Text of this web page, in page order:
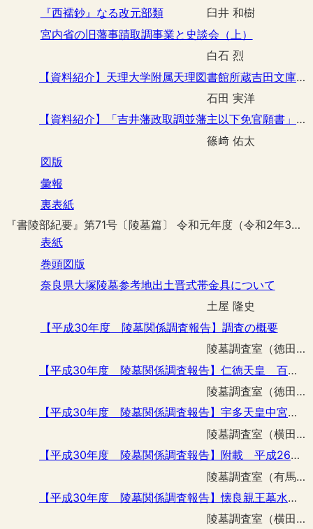
『西襦鈔』なる改元部類
臼井 和樹
宮内省の旧藩事蹟取調事業と史談会（上）
白石 烈
【資料紹介】天理大学附属天理図書館所蔵吉田文庫本『御禊行幸記』
石田 実洋
【資料紹介】「吉井藩政取調並藩主以下免官願書」の翻刻と解題
篠﨑 佑太
図版
彙報
裏表紙
『書陵部紀要』第71号〔陵墓篇〕 令和元年度（令和2年3月刊行）
表紙
巻頭図版
奈良県大塚陵墓参考地出土晋式帯金具について
土屋 隆史
【平成30年度 陵墓関係調査報告】調査の概要
陵墓調査室（徳田 誠志）
【平成30年度 陵墓関係調査報告】仁徳天皇 百舌鳥耳原中陵第１堤における遺構・遺物確認のための事前調査
陵墓調査室（徳田 誠志 加藤 一郎 土屋 隆史） 海邉 博史
【平成30年度 陵墓関係調査報告】宇多天皇中宮温子ほか 宇治陵第23号地雨水排水整備工事に伴う立会調査
陵墓調査室（横田 真吾）
【平成30年度 陵墓関係調査報告】附載 平成26・27年度 宇多天皇中宮温子ほか 宇治陵第23号地雨水排水整備工事予定区域の外形測量調査
陵墓調査室（有馬 伸 加藤 一郎 土屋 隆史）
【平成30年度 陵墓関係調査報告】懐良親王墓水路改修工事に伴う立会調査
陵墓調査室（横田 真吾）